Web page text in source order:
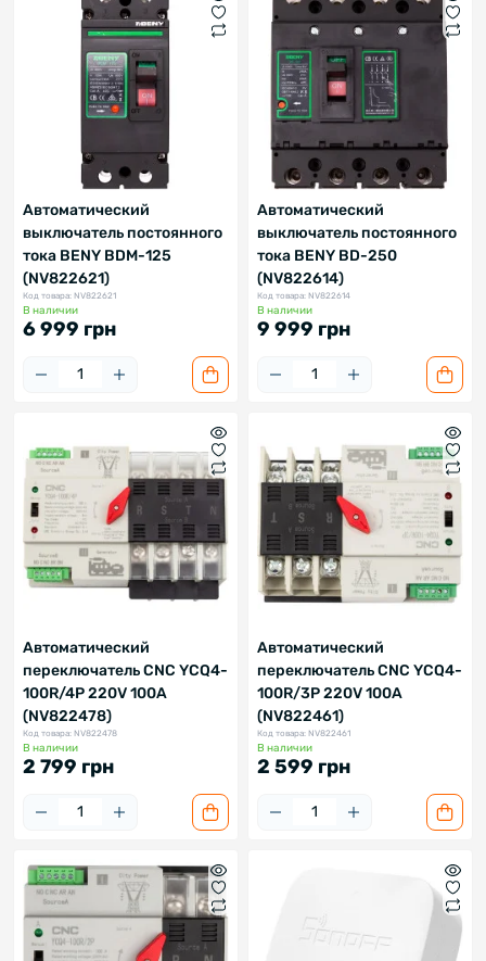
Автоматический
выключатель постоянного
тока BENY BDM-125
(NV822621)
Код товара: NV822621
В наличии
6 999 грн
Автоматический
выключатель постоянного
тока BENY BD-250
(NV822614)
Код товара: NV822614
В наличии
9 999 грн
Автоматический
переключатель CNC YCQ4-
100R/4P 220V 100A
(NV822478)
Код товара: NV822478
В наличии
2 799 грн
Автоматический
переключатель CNC YCQ4-
100R/3P 220V 100A
(NV822461)
Код товара: NV822461
В наличии
2 599 грн